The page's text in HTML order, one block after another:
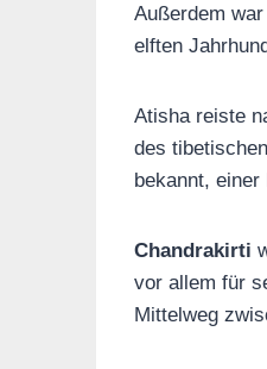
Außerdem
elften
Atisha reiste
des
bekannt,
Chandrakirti
vor allem für
Mittelweg